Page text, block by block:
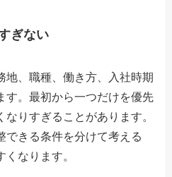
ぎない
地、職種、働き方、入社時期
す。最初から一つだけを優先
りすぎることがあります。
できる条件を分けて考える
なります。